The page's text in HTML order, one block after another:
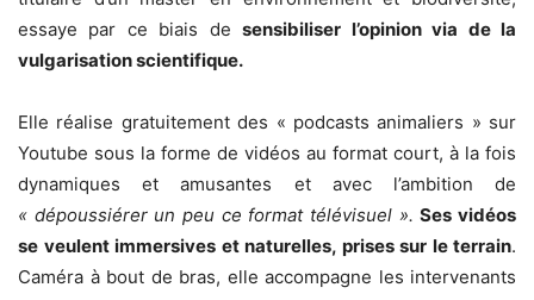
essaye par ce biais desensibiliser l’opinion via de la
vulgarisation scientifique.
Elle réalise gratuitement des « podcasts animaliers » sur
Youtube sous la forme de vidéos au format court, à la fois
dynamiques et amusantes et avec l’ambition de
« dépoussiérer un peu ce format télévisuel ». Ses vidéos
se veulent immersives et naturelles, prises sur le terrain.
Caméra à bout de bras, elle accompagne les intervenants